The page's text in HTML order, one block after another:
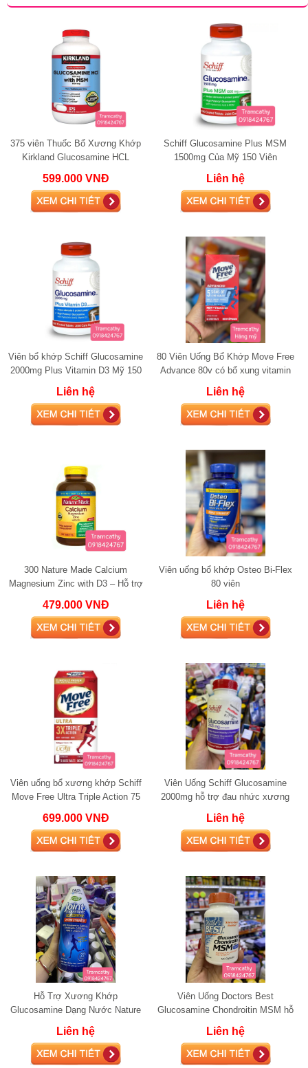
375 viên Thuốc Bổ Xương Khớp
Kirkland Glucosamine HCL
599.000 VNĐ
Schiff Glucosamine Plus MSM
1500mg Của Mỹ 150 Viên
Liên hệ
Viên bổ khớp Schiff Glucosamine
2000mg Plus Vitamin D3 Mỹ 150
viên
Liên hệ
80 Viên Uống Bổ Khớp Move Free
Advance 80v có bổ xung vitamin
D3 glucosamine
Liên hệ
300 Nature Made Calcium
Magnesium Zinc with D3 – Hỗ trợ
tổng thể
479.000 VNĐ
Viên uống bổ khớp Osteo Bi-Flex
80 viên
Liên hệ
Viên uống bổ xương khớp Schiff
Move Free Ultra Triple Action 75
699.000 VNĐ
Viên Uống Schiff Glucosamine
2000mg hỗ trợ đau nhức xương
khớp
Liên hệ
Hỗ Trợ Xương Khớp
Glucosamine Dạng Nước Nature
Way Joint Movement, 1000ml
Liên hệ
Viên Uống Doctors Best
Glucosamine Chondroitin MSM hỗ
trợ xương khớp 120 Viên
Liên hệ